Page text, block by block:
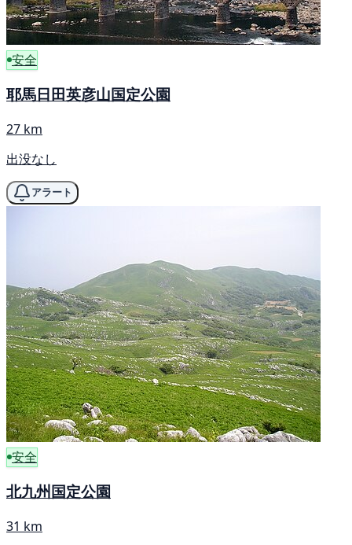
安全
耶馬日田英彦山国定公園
27 km
出没なし
アラート
安全
北九州国定公園
31 km